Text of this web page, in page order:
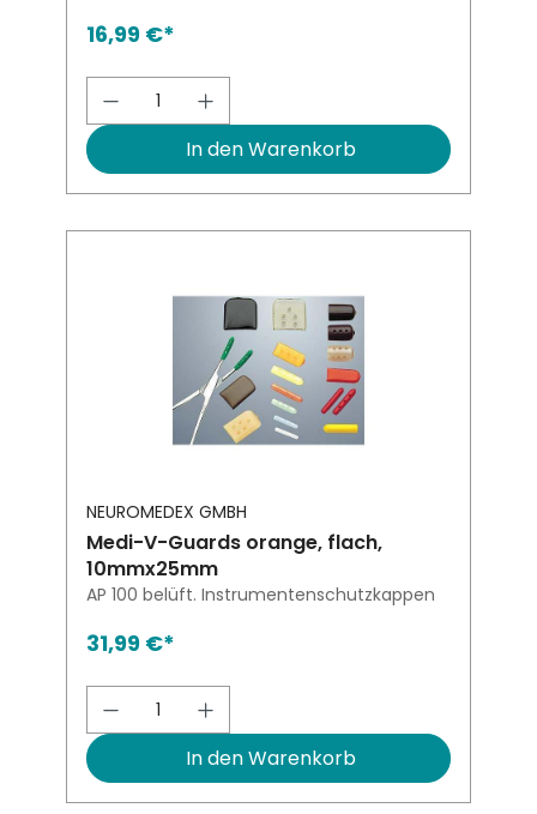
16,99 €*
Produkt Anzahl: Gib den
In den Warenkorb
NEUROMEDEX GMBH
Medi-V-Guards orange, flach,
10mmx25mm
AP 100 belüft. Instrumentenschutzkappen
31,99 €*
Produkt Anzahl: Gib den
In den Warenkorb